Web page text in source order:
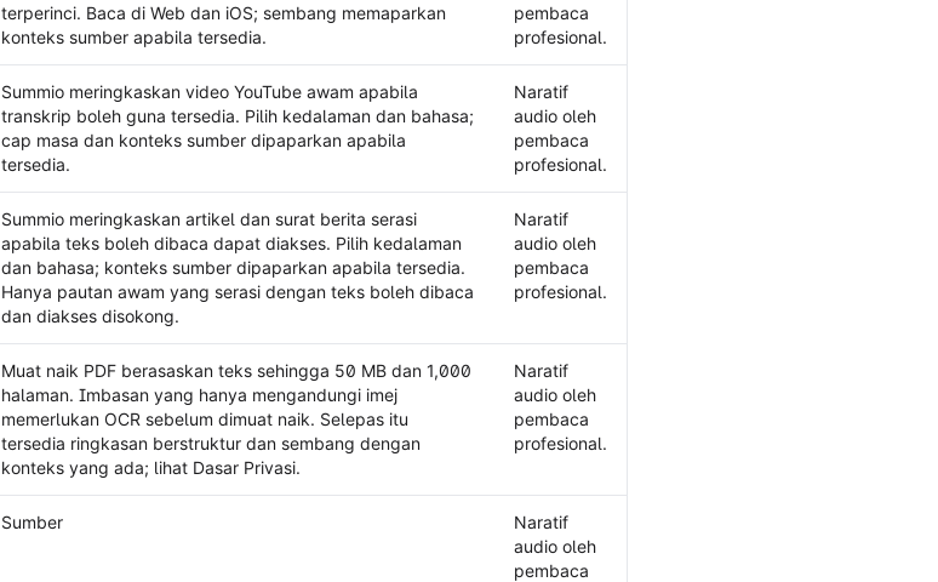
terperinci. Baca di Web dan iOS; sembang memaparkan
konteks sumber apabila tersedia.
pembaca
profesional.
Summio meringkaskan video YouTube awam apabila
transkrip boleh guna tersedia. Pilih kedalaman dan bahasa;
cap masa dan konteks sumber dipaparkan apabila
tersedia.
Naratif
audio oleh
pembaca
profesional.
Summio meringkaskan artikel dan surat berita serasi
apabila teks boleh dibaca dapat diakses. Pilih kedalaman
dan bahasa; konteks sumber dipaparkan apabila tersedia.
Hanya pautan awam yang serasi dengan teks boleh dibaca
dan diakses disokong.
Naratif
audio oleh
pembaca
profesional.
Muat naik PDF berasaskan teks sehingga 50 MB dan 1,000
halaman. Imbasan yang hanya mengandungi imej
memerlukan OCR sebelum dimuat naik. Selepas itu
tersedia ringkasan berstruktur dan sembang dengan
konteks yang ada; lihat Dasar Privasi.
Naratif
audio oleh
pembaca
profesional.
Sumber
Naratif
audio oleh
pembaca